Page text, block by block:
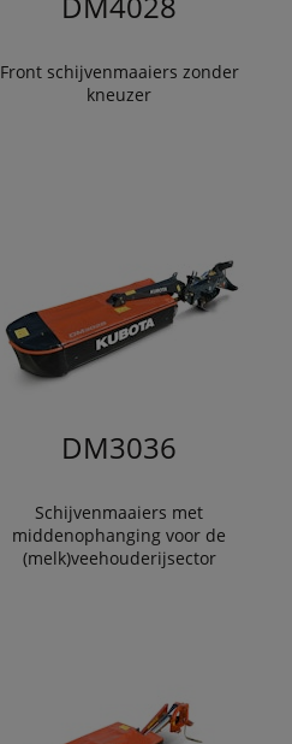
Front schijvenmaaiers zonder
kneuzer
DM3036
Schijvenmaaiers met
middenophanging voor de
(melk)veehouderijsector